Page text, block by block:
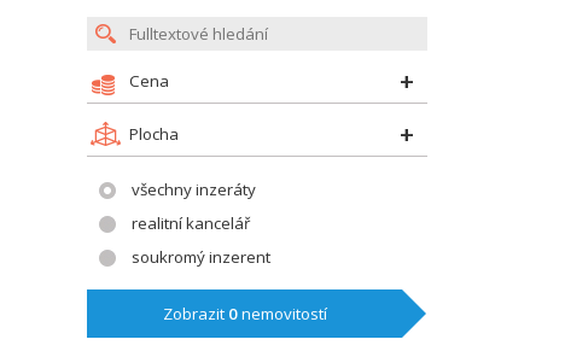
Cena
Plocha
všechny inzeráty
realitní kancelář
soukromý inzerent
Zobrazit 0nemovitostí